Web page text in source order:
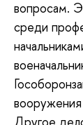
вопросам.
среди